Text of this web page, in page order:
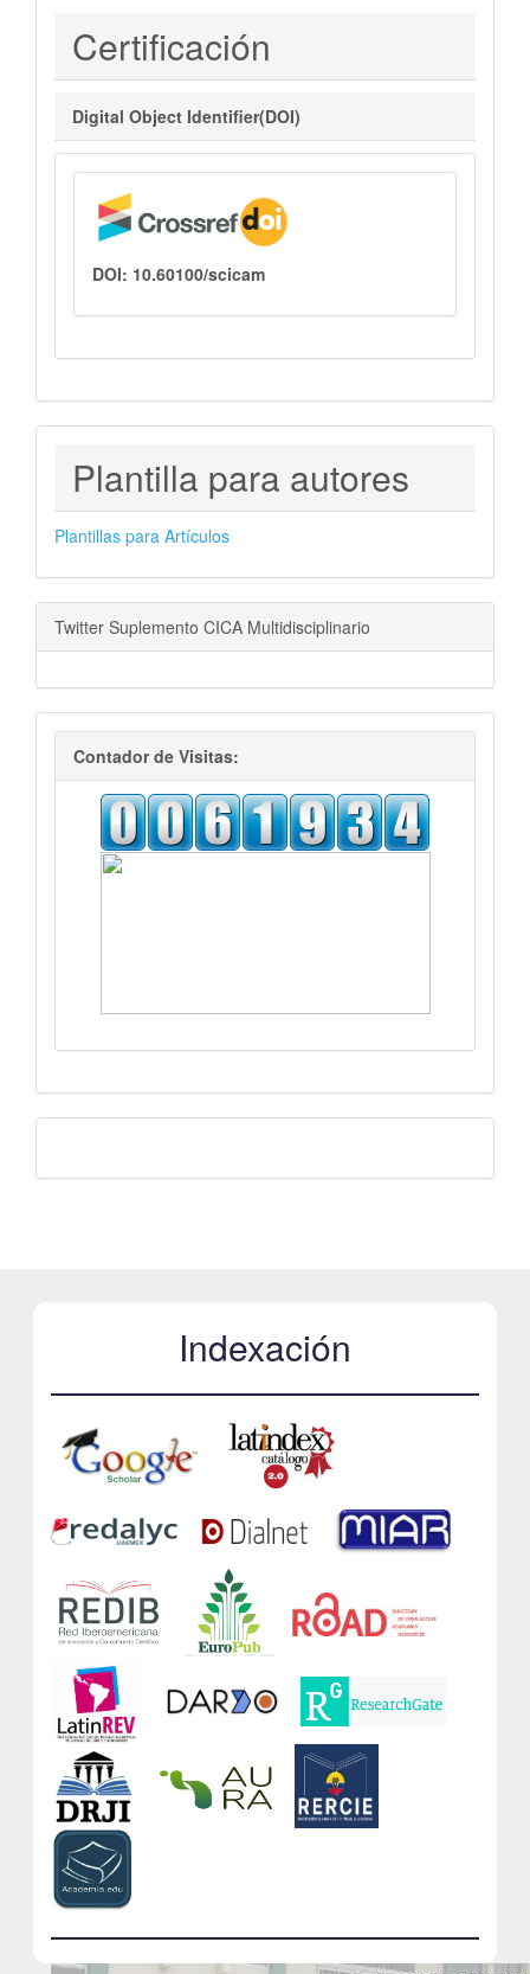
Certificaciones
Certificación
Digital Object Identifier(DOI)
DOI: 10.60100/scicam
PLANTILLAS
PARA
AUTORES
Plantilla para autores
Plantillas para Artículos
Twitter Suplemento CICA Multidisciplinario
visitas
Contador de Visitas:
Indexación